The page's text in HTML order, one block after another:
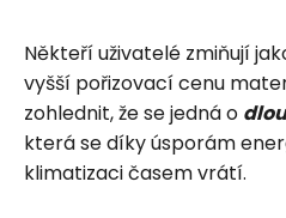
Někteří uživatelé zmiňují
vyšší pořizovací cenu
zohlednit, že se jedná o
která se díky úsporám
klimatizaci časem vrátí.